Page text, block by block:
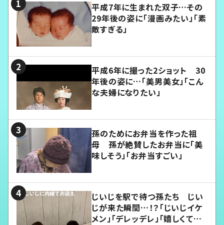
平成7年に生まれた双子…その
29年後の姿に「漫画みたい」「素
敵すぎる」
平成6年に撮った2ショット 30
年後の姿に…「美男美女」「こん
な夫婦になりたい」
孫のためにお弁当を作った祖
母 孫が絶賛したお弁当に「美
味しそう」「お弁当すごい」
じいじを駅で待つ孫たち じい
じが来た瞬間…！？「じいじイケ
メン」「デレッデレ」「嬉しくて可